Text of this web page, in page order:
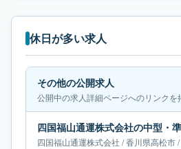
休日が多い求人
その他の公開求人
公開中の求人詳細ページへのリンクを
四国福山通運株式会社 /香川県高松市/